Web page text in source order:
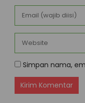
Simpan nama,